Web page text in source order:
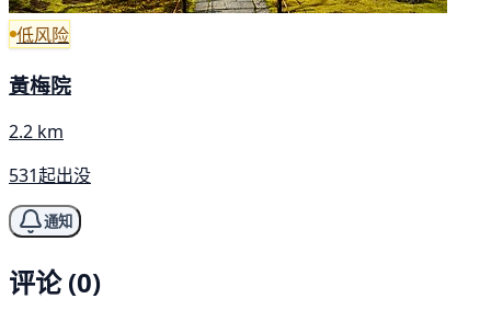
低风险
黃梅院
2.2 km
531起出没
通知
评论 (0)